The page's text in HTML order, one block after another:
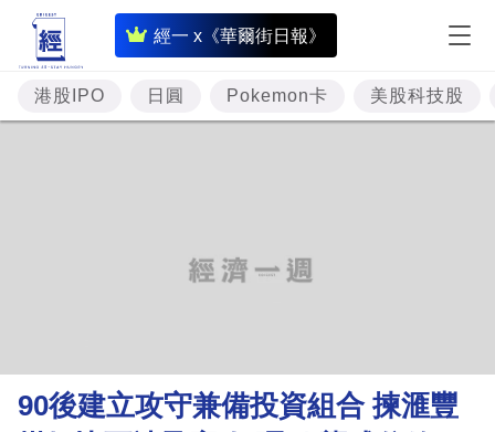
經一 x《華爾街日報》
即
時
財
經
理
財
港股IPO 日圓 Pokemon卡 美股科技股
90後建立攻守兼備投資組合 揀滙豐